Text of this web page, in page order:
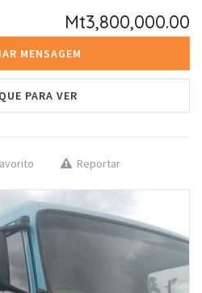
Mt3,800,000.00
MENSAGEM
PARA VER
Reportar